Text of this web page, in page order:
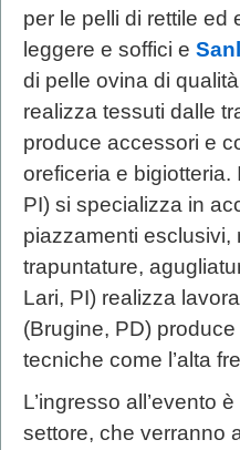
per le pelli di rettile ed
leggere e soffici e
di pelle ovina di
realizza tessuti dalle
produce accessori e
oreficeria e bigiotteria.
PI) si specializza in
piazzamenti esclusivi,
trapuntature,
Lari, PI) realizza
(Brugine, PD)
tecniche come l’alta
L’ingresso all’evento
settore, che verranno